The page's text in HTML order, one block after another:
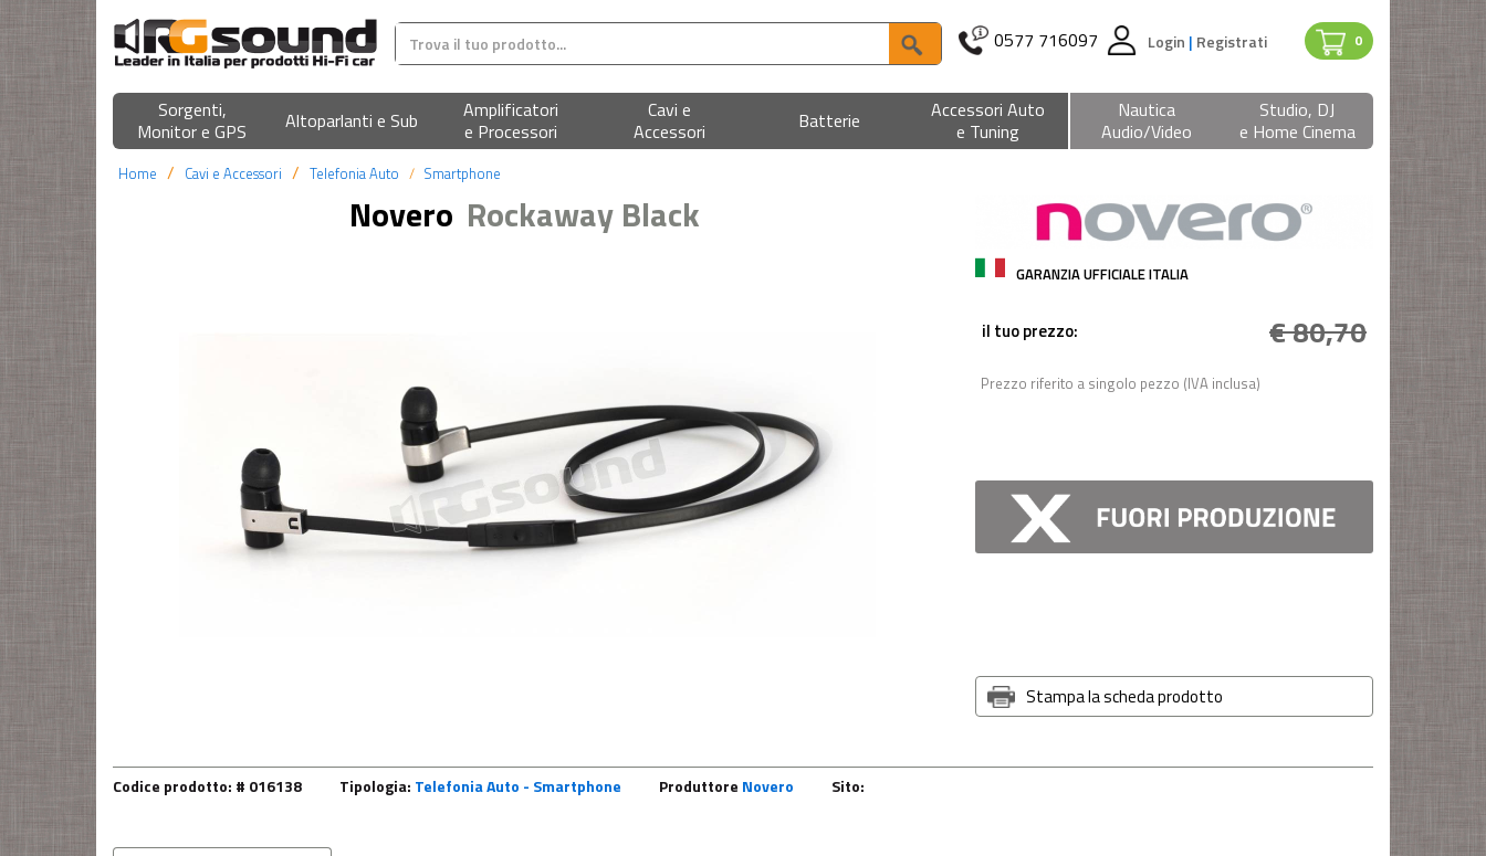
0
0577 716097 Login | Registrati
Sorgenti,
Monitor e GPS
Altoparlanti e Sub
Amplificatori
e Processori
Cavi e
Accessori
Batterie
Accessori Auto
e Tuning
Nautica
Audio/Video
Studio, DJ
e Home Cinema
Home Cavi e Accessori Telefonia Auto Smartphone
Novero Rockaway Black
GARANZIA UFFICIALE ITALIA
€ 80,70
il tuo prezzo:
Prezzo riferito a singolo pezzo (IVA inclusa)
Stampa la scheda prodotto
Codice prodotto: # 016138 Tipologia: Telefonia Auto - Smartphone Produttore Novero Sito: